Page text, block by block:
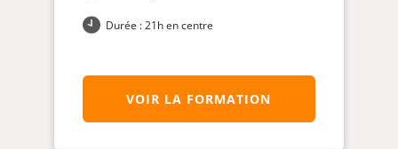
Durée : 21h en centre
VOIR LA FORMATION